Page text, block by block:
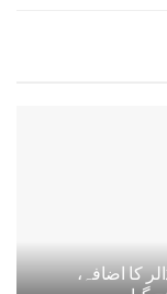
میں 3 کروڑ 25 لاکھ ڈالر کا اضافہ،